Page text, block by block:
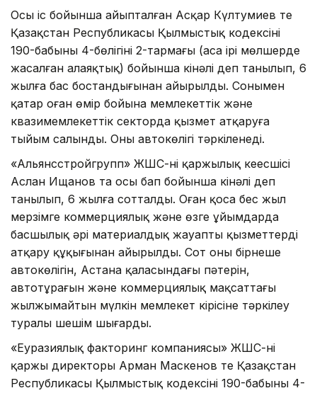
Осы іс бойынша айыпталған Асқар Күлтумиев те
Қазақстан Республикасы Қылмыстық кодексінің
190-бабының 4-бөлігінің 2-тармағы (аса ірі мөлшерде
жасалған алаяқтық) бойынша кінәлі деп танылып, 6
жылға бас бостандығынан айырылды. Сонымен
қатар оған өмір бойына мемлекеттік және
квазимемлекеттік секторда қызмет атқаруға
тыйым салынды. Оның автокөлігі тәркіленеді.
«Альянсстройгрупп» ЖШС-нің қаржылық кеңесшісі
Аслан Ищанов та осы бап бойынша кінәлі деп
танылып, 6 жылға сотталды. Оған қоса бес жыл
мерзімге коммерциялық және өзге ұйымдарда
басшылық әрі материалдық жауапты қызметтерді
атқару құқығынан айырылды. Сот оның бірнеше
автокөлігін, Астана қаласындағы пәтерін,
автотұрағын және коммерциялық мақсаттағы
жылжымайтын мүлкін мемлекет кірісіне тәркілеу
туралы шешім шығарды.
«Еуразиялық факторинг компаниясы» ЖШС-нің
қаржы директоры Арман Маскенов те Қазақстан
Республикасы Қылмыстық кодексінің 190-бабының 4-